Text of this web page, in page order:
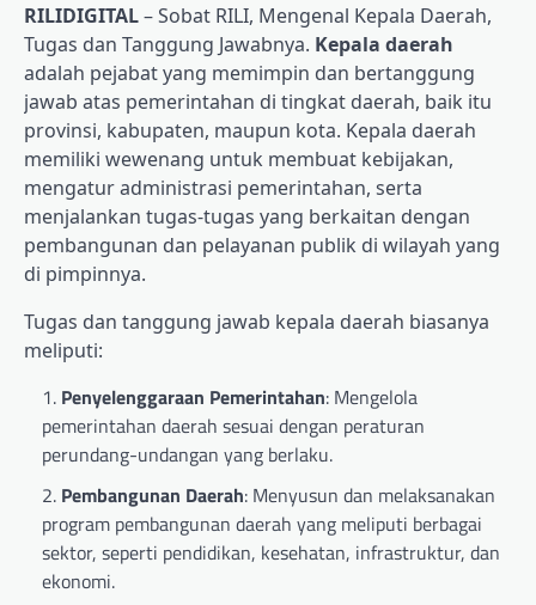
RILIDIGITAL– Sobat RILI, Mengenal Kepala Daerah,
Tugas dan Tanggung Jawabnya. Kepala daerah
adalah pejabat yang memimpin dan bertanggung
jawab atas pemerintahan di tingkat daerah, baik itu
provinsi, kabupaten, maupun kota. Kepala daerah
memiliki wewenang untuk membuat kebijakan,
mengatur administrasi pemerintahan, serta
menjalankan tugas-tugas yang berkaitan dengan
pembangunan dan pelayanan publik di wilayah yang
di pimpinnya.
Tugas dan tanggung jawab kepala daerah biasanya
meliputi:
Penyelenggaraan Pemerintahan: Mengelola
pemerintahan daerah sesuai dengan peraturan
perundang-undangan yang berlaku.
Pembangunan Daerah: Menyusun dan melaksanakan
program pembangunan daerah yang meliputi berbagai
sektor, seperti pendidikan, kesehatan, infrastruktur, dan
ekonomi.